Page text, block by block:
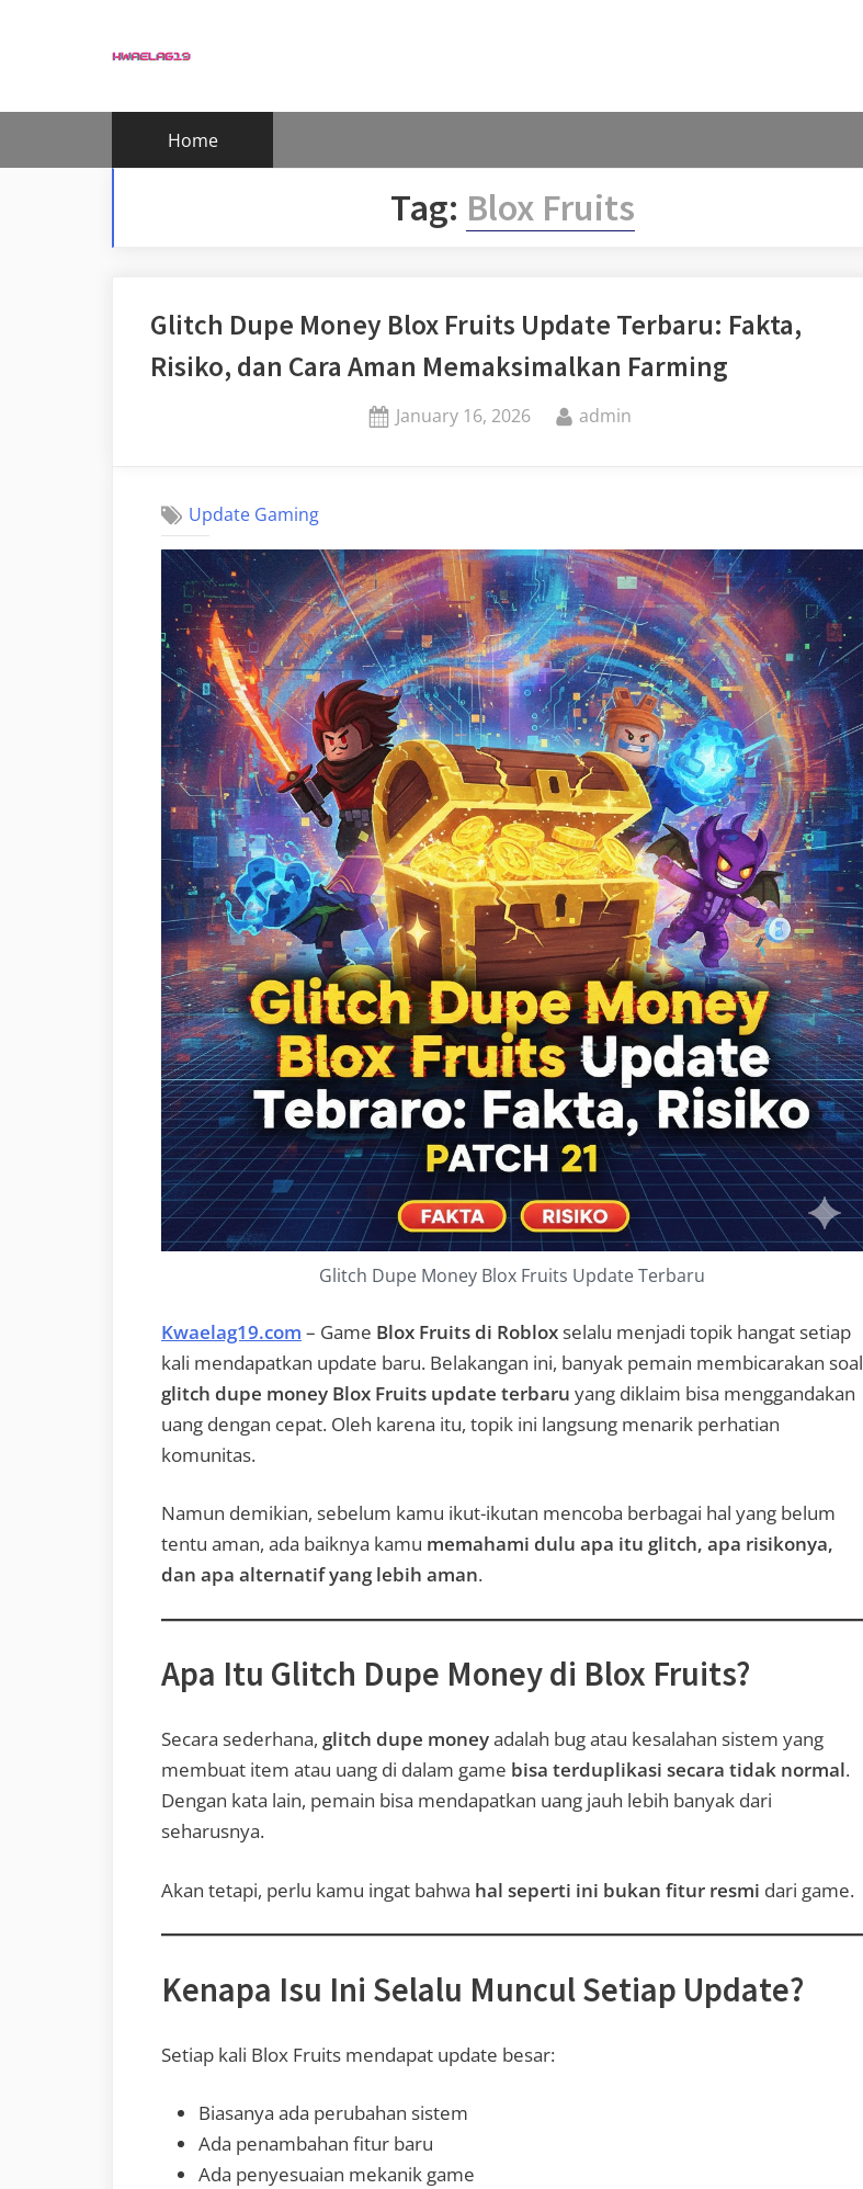
Home
Tag: Blox Fruits
Glitch Dupe Money Blox Fruits Update Terbaru: Fakta,
Risiko, dan Cara Aman Memaksimalkan Farming
Posted
January 16, 2026 By
admin
Update Gaming
Glitch Dupe Money Blox Fruits Update Terbaru
Kwaelag19.com – Game Blox Fruits di Roblox selalu menjadi topik hangat setiap
kali mendapatkan update baru. Belakangan ini, banyak pemain membicarakan soal
glitch dupe money Blox Fruits update terbaru yang diklaim bisa menggandakan
uang dengan cepat. Oleh karena itu, topik ini langsung menarik perhatian
komunitas.
Namun demikian, sebelum kamu ikut-ikutan mencoba berbagai hal yang belum
tentu aman, ada baiknya kamu memahami dulu apa itu glitch, apa risikonya,
dan apa alternatif yang lebih aman.
Apa Itu Glitch Dupe Money di Blox Fruits?
Secara sederhana, glitch dupe moneyadalah bug atau kesalahan sistem yang
membuat item atau uang di dalam game bisa terduplikasi secara tidak normal.
Dengan kata lain, pemain bisa mendapatkan uang jauh lebih banyak dari
seharusnya.
Akan tetapi, perlu kamu ingat bahwa hal seperti ini bukan fitur resmi dari game.
Kenapa Isu Ini Selalu Muncul Setiap Update?
Setiap kali Blox Fruits mendapat update besar:
Biasanya ada perubahan sistem
Ada penambahan fitur baru
Ada penyesuaian mekanik game